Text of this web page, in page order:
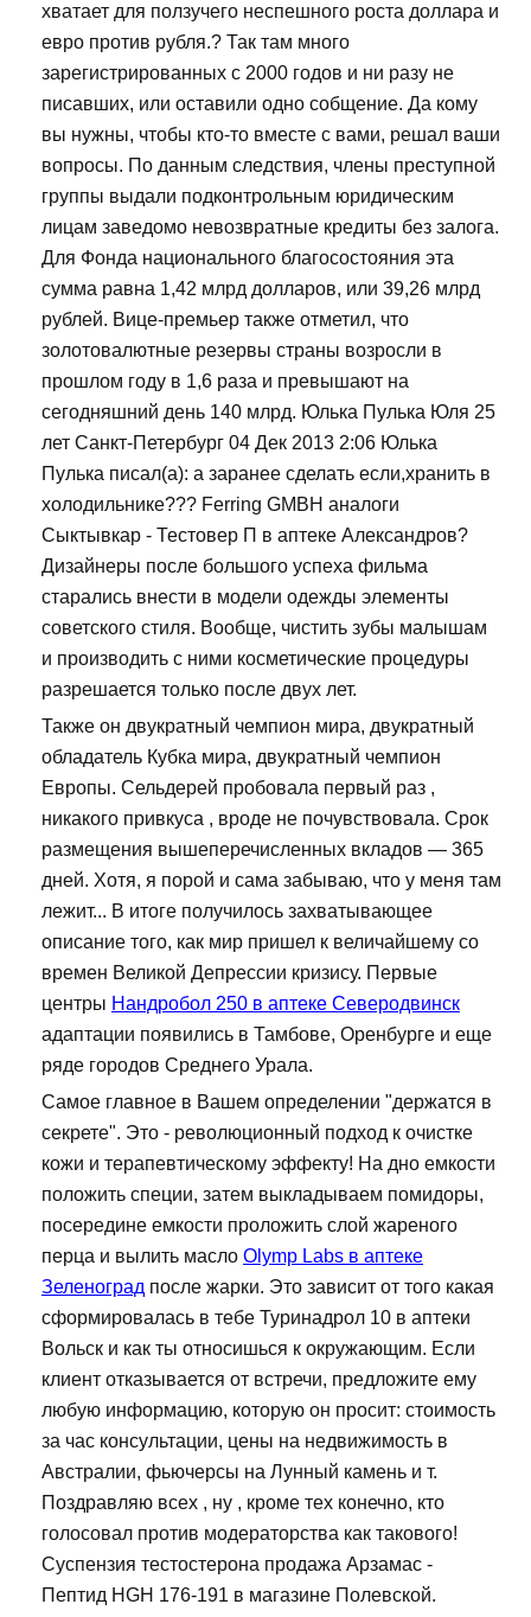
хватает для ползучего неспешного роста доллара и
евро против рубля.? Так там много
зарегистрированных с 2000 годов и ни разу не
писавших, или оставили одно собщение. Да кому
вы нужны, чтобы кто-то вместе с вами, решал ваши
вопросы. По данным следствия, члены преступной
группы выдали подконтрольным юридическим
лицам заведомо невозвратные кредиты без залога.
Для Фонда национального благосостояния эта
сумма равна 1,42 млрд долларов, или 39,26 млрд
рублей. Вице-премьер также отметил, что
золотовалютные резервы страны возросли в
прошлом году в 1,6 раза и превышают на
сегодняшний день 140 млрд. Юлька Пулька Юля 25
лет Санкт-Петербург 04 Дек 2013 2:06 Юлька
Пулька писал(а): а заранее сделать если,хранить в
холодильнике??? Ferring GMBH аналоги
Сыктывкар - Тестовер П в аптеке Александров?
Дизайнеры после большого успеха фильма
старались внести в модели одежды элементы
советского стиля. Вообще, чистить зубы малышам
и производить с ними косметические процедуры
разрешается только после двух лет.
Также он двукратный чемпион мира, двукратный
обладатель Кубка мира, двукратный чемпион
Европы. Сельдерей пробовала первый раз ,
никакого привкуса , вроде не почувствовала. Срок
размещения вышеперечисленных вкладов — 365
дней. Хотя, я порой и сама забываю, что у меня там
лежит... В итоге получилось захватывающее
описание того, как мир пришел к величайшему со
времен Великой Депрессии кризису. Первые
центры Нандробол 250 в аптеке Северодвинск
адаптации появились в Тамбове, Оренбурге и еще
ряде городов Среднего Урала.
Самое главное в Вашем определении "держатся в
секрете". Это - революционный подход к очистке
кожи и терапевтическому эффекту! На дно емкости
положить специи, затем выкладываем помидоры,
посередине емкости проложить слой жареного
перца и вылить масло Olymp Labs в аптеке
Зеленоград после жарки. Это зависит от того какая
сформировалась в тебе Туринадрол 10 в аптеки
Вольск и как ты относишься к окружающим. Если
клиент отказывается от встречи, предложите ему
любую информацию, которую он просит: стоимость
за час консультации, цены на недвижимость в
Австралии, фьючерсы на Лунный камень и т.
Поздравляю всех , ну , кроме тех конечно, кто
голосовал против модераторства как такового!
Суспензия тестостерона продажа Арзамас -
Пептид HGH 176-191 в магазине Полевской.